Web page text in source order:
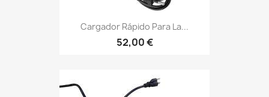
Cargador Rápido Para La...
52,00 €